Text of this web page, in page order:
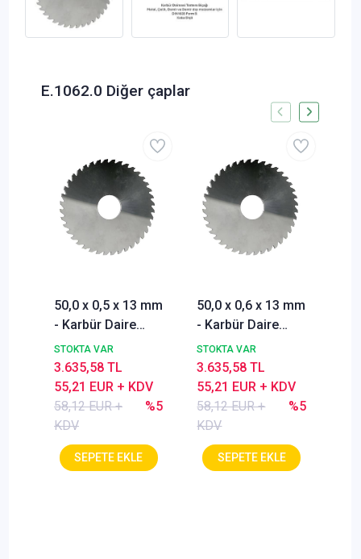
E.1062.0 Diğer çaplar
50,0 x 0,5 x 13 mm
- Karbür Daire
Testere, Dairesel
Testere Bıçağı,
DIN1838 B, Kaba
Dişli, Z=48
STOKTA VAR
58,12 EUR +
KDV
%5
55,21 EUR + KDV
3.635,58 TL
50,0 x 0,6 x 13 mm
- Karbür Daire
Testere, Dairesel
Testere Bıçağı,
DIN1838 B, Kaba
Dişli, Z=48
STOKTA VAR
58,12 EUR +
KDV
%5
55,21 EUR + KDV
3.635,58 TL